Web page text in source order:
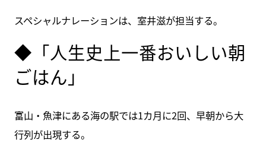
スペシャルナレーションは、室井滋が担当する。
◆「人生史上一番おいしい朝
ごはん」
富山・魚津にある海の駅では1カ月に2回、早朝から大
行列が出現する。